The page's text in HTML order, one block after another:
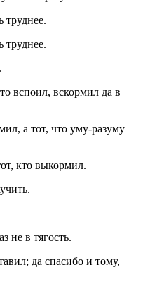
труднее.
труднее.
вспоил, вскормил да в
а тот, что уму-разуму
кто выкормил.
не в тягость.
да спасибо и тому,